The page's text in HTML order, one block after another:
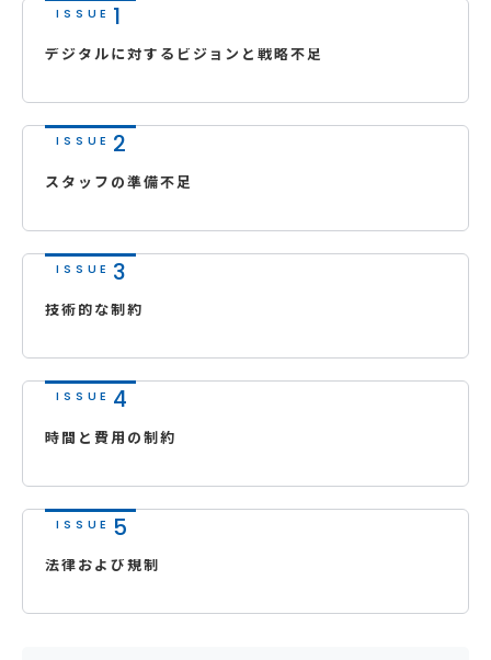
デジタルに対するビジョンと戦略不足
スタッフの準備不足
技術的な制約
時間と費用の制約
法律および規制